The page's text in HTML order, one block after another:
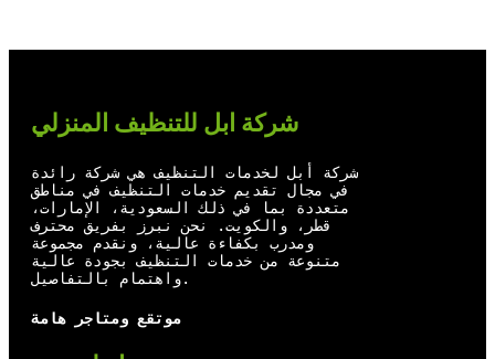
t
e
r
u
b
e
o
o
k
e
d
I
n
شركة ابل للتنظيف المنزلي
شركة أبل لخدمات التنظيف هي شركة رائدة
في مجال تقديم خدمات التنظيف في مناطق
متعددة بما في ذلك السعودية، الإمارات،
قطر، والكويت. نحن نبرز بفريق محترف
ومدرب بكفاءة عالية، ونقدم مجموعة
متنوعة من خدمات التنظيف بجودة عالية
واهتمام بالتفاصيل.
موتقع ومتاجر هامة